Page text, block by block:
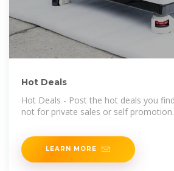
Hot Deals
Hot Deals - Post the hot deals you
not for private sales or self promotion.
LEARN MORE